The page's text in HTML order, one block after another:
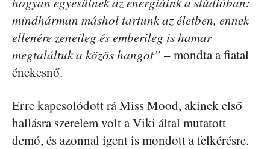
mindhárman máshol tartunk az életben, ennek
ellenére zeneileg és emberileg is hamar
megtaláltuk a közös hangot” –mondta a fiatal
énekesnő.
Erre kapcsolódott rá Miss Mood, akinek első
hallásra szerelem volt a Viki által mutatott
demó, és azonnal igent is mondott a felkérésre.